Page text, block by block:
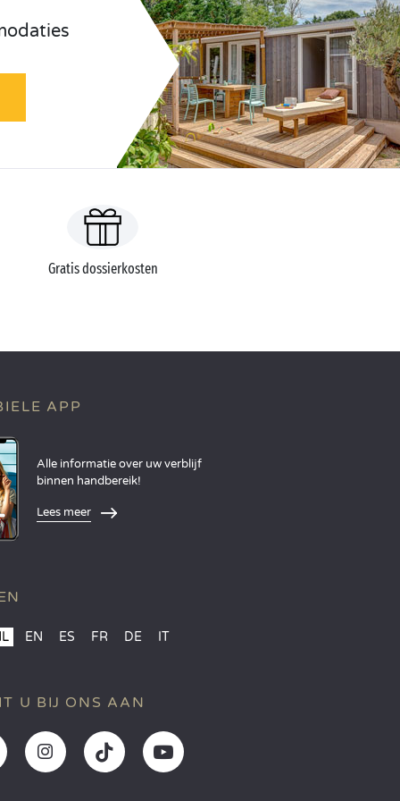
Gratis dossierkosten
APP
Alle informatie over uw verblijf
binnen handbereik!
Lees meer
EN ES FR DE IT
U BIJ ONS AAN